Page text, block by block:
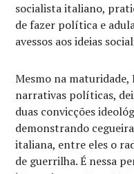
socialista italiano,
de fazer política e
avessos aos ideias
Mesmo na
narrativas políticas,
duas convicções
demonstrando
italiana, entre eles o
de guerrilha. É nessa